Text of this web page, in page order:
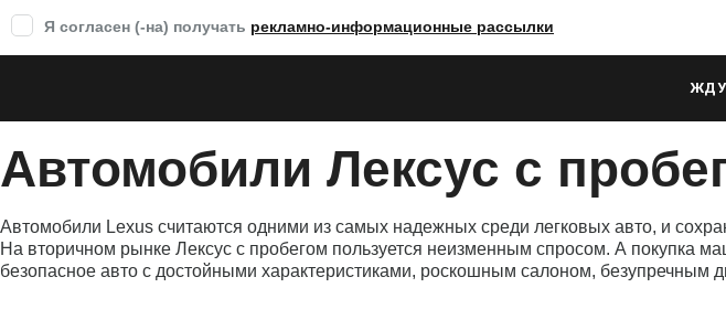
Я согласен (-на) получать рекламно-информационные рассылки
ЖДУ
Автомобили Лексус с
Автомобили Lexus считаются одними из самых надежных среди легковых авто, и
На вторичном рынке Лексус с пробегом пользуется неизменным спросом. А покупка
безопасное авто с достойными характеристиками, роскошным салоном, безупречным